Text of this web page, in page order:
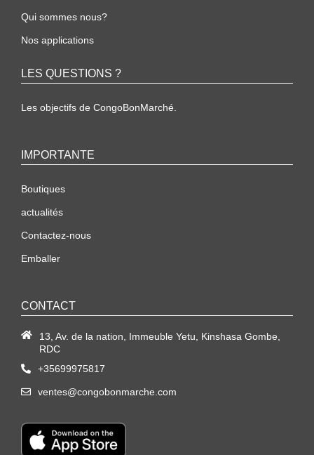
Qui sommes nous?
Nos applications
LES QUESTIONS ?
Les objectifs de CongoBonMarché.
IMPORTANTE
Boutiques
actualités
Contactez-nous
Emballer
CONTACT
13, Av. de la nation, Immeuble Yetu, Kinshasa Gombe,
RDC
+35699975817
ventes@congobonmarche.com